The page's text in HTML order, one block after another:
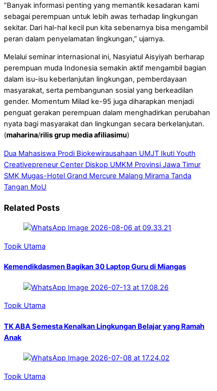
“Banyak informasi penting yang memantik kesadaran kami
sebagai perempuan untuk lebih awas terhadap lingkungan
sekitar. Dari hal-hal kecil pun kita sebenarnya bisa mengambil
peran dalam penyelamatan lingkungan,” ujarnya.
Melalui seminar internasional ini, Nasyiatul Aisyiyah berharap
perempuan muda Indonesia semakin aktif mengambil bagian
dalam isu-isu keberlanjutan lingkungan, pemberdayaan
masyarakat, serta pembangunan sosial yang berkeadilan
gender. Momentum Milad ke-95 juga diharapkan menjadi
penguat gerakan perempuan dalam menghadirkan perubahan
nyata bagi masyarakat dan lingkungan secara berkelanjutan.
(maharina/rilis grup media afiliasimu)
Dua Mahasiswa Prodi Biokewirausahaan UMJT Ikuti Youth
Creativepreneur Center Diskop UMKM Provinsi Jawa Timur
SMK Mugas-Hotel Grand Mercure Malang Mirama Tanda
Tangan MoU
Related Posts
Topik Utama
Kemendikdasmen Bagikan 30 Laptop Guru di Miangas
Topik Utama
TK ABA Semesta Kenalkan Lingkungan Belajar yang Ramah
Anak
Topik Utama